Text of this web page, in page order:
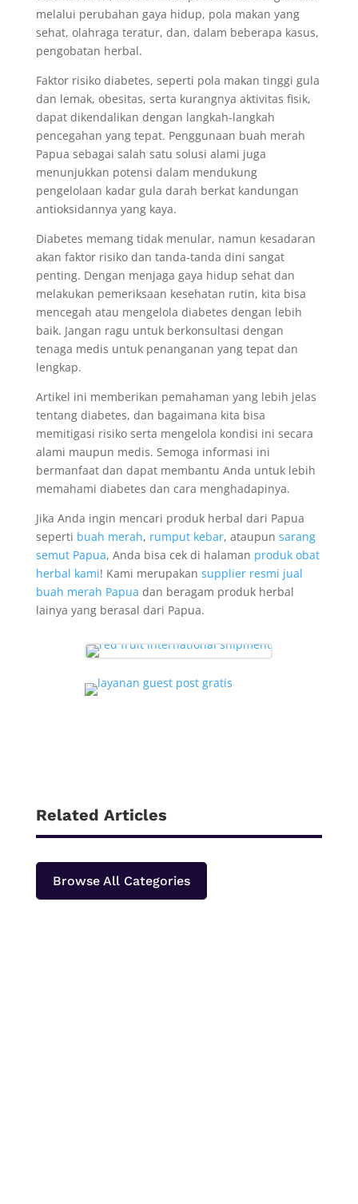
melalui perubahan gaya hidup, pola makan yang
sehat, olahraga teratur, dan, dalam beberapa kasus,
pengobatan herbal.
Faktor risiko diabetes, seperti pola makan tinggi gula
dan lemak, obesitas, serta kurangnya aktivitas fisik,
dapat dikendalikan dengan langkah-langkah
pencegahan yang tepat. Penggunaan buah merah
Papua sebagai salah satu solusi alami juga
menunjukkan potensi dalam mendukung
pengelolaan kadar gula darah berkat kandungan
antioksidannya yang kaya.
Diabetes memang tidak menular, namun kesadaran
akan faktor risiko dan tanda-tanda dini sangat
penting. Dengan menjaga gaya hidup sehat dan
melakukan pemeriksaan kesehatan rutin, kita bisa
mencegah atau mengelola diabetes dengan lebih
baik. Jangan ragu untuk berkonsultasi dengan
tenaga medis untuk penanganan yang tepat dan
lengkap.
Artikel ini memberikan pemahaman yang lebih jelas
tentang diabetes, dan bagaimana kita bisa
memitigasi risiko serta mengelola kondisi ini secara
alami maupun medis. Semoga informasi ini
bermanfaat dan dapat membantu Anda untuk lebih
memahami diabetes dan cara menghadapinya.
Jika Anda ingin mencari produk herbal dari Papua
seperti buah merah, rumput kebar, ataupun sarang
semut Papua, Anda bisa cek di halaman produk obat
herbal kami! Kami merupakan supplier resmi jual
buah merah Papua dan beragam produk herbal
lainya yang berasal dari Papua.
Related Articles
Browse All Categories